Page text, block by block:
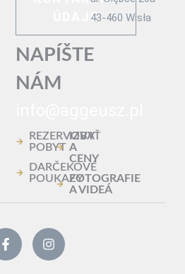
ÚDAJE
NAPÍŠTE
NÁM
REZERVOVAŤ
POBYT
DARČEKOVÉ
POUKAZY
IZBY
A
CENY
FOTOGRAFIE
A VIDEÁ
43-460 Wisła